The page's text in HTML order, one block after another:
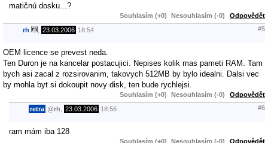
matičnú dosku...?
Souhlasím (+0) Nesouhlasím (-0) Odpovědět
rh 23.03.2006 18:54 #5
OEM licence se prevest neda.
Ten Duron je na kancelar postacujici. Nepises kolik mas pameti RAM. Tam
bych asi zacal z rozsirovanim, takovych 512MB by bylo idealni. Dalsi vec
by mohla byt si dokoupit novy disk, ten bude rychlejsi.
Souhlasím (+0) Nesouhlasím (-0) Odpovědět
retra @rh 23.03.2006 18:56 #6
ram mám iba 128
Souhlasím (+0) Nesouhlasím (-0) Odpovědět